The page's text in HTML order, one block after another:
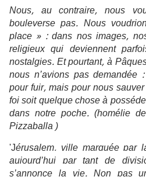
Nous, au contraire, nous
bouleverse pas. Nous
place » : dans nos images,
religieux qui deviennent
nostalgies. Et pourtant, à
nous n’avions pas
pour fuir, mais pour nous
foi soit quelque chose à
dans notre poche. (homélie
Pizzaballa )
'Jérusalem, ville marquée
aujourd’hui par tant de
s’annonce la vie. Non pas